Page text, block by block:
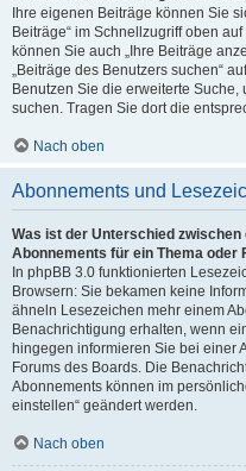
Ihre eigenen Beiträge können Sie
Beiträge“ im Schnellzugriff oben
können Sie auch „Ihre Beiträge
„Beiträge des Benutzers suchen“
Benutzen Sie die erweiterte
suchen. Tragen Sie dort die
Nach oben
Abonnements und
Was ist der Unterschied
Abonnements für ein Thema oder
In phpBB 3.0 funktionierten
Browsern: Sie bekamen keine
ähneln Lesezeichen mehr einem
Benachrichtigung erhalten, wenn
hingegen informieren Sie bei einer
Forums des Boards. Die
Abonnements können im
einstellen“ geändert werden.
Nach oben